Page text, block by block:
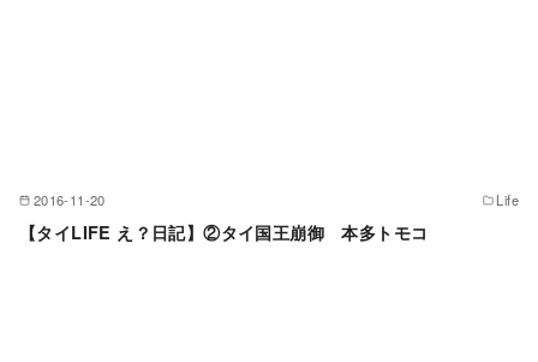
2016-11-20 Life
【タイLIFE え？日記】②タイ国王崩御 本多トモコ